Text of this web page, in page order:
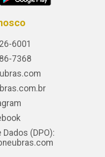
6001
7368
(DPO):